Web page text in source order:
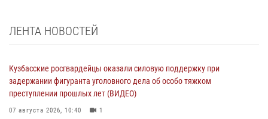
ЛЕНТА НОВОСТЕЙ
Кузбасские росгвардейцы оказали силовую поддержку при
задержании фигуранта уголовного дела об особо тяжком
преступлении прошлых лет (ВИДЕО)
07 августа 2026, 10:40 1